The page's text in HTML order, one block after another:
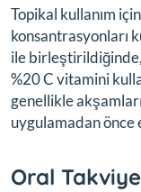
Topikal kullanım
konsantrasyonları
ile
%20 C vitamini
genellikle
uygulamadan önce
Oral Takviye